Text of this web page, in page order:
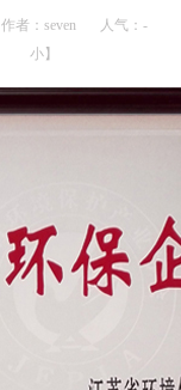
作者：seven 人气： -
小】